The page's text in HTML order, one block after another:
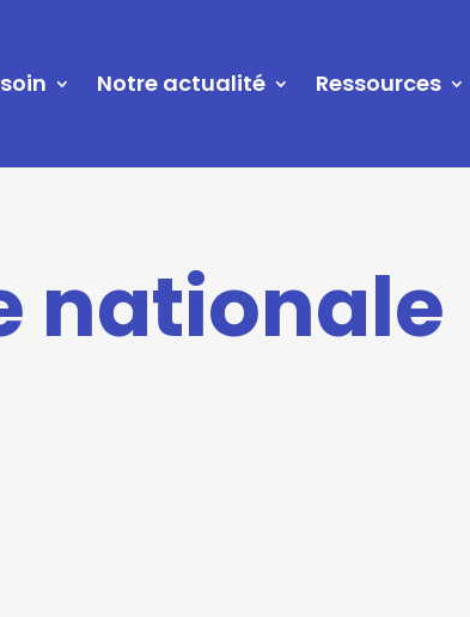
Notre actualité Ressources
nationale